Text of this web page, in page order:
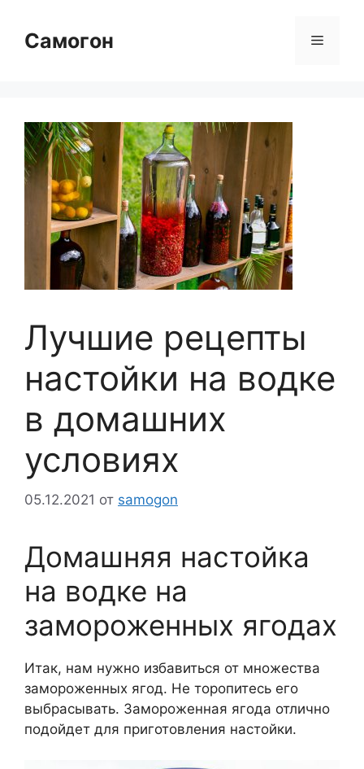
содержимому
Самогон Меню
Лучшие рецепты
настойки на водке
в домашних
условиях
05.12.2021 от samogon
Домашняя настойка
на водке на
замороженных ягодах
Итак, нам нужно избавиться от множества
замороженных ягод. Не торопитесь его
выбрасывать. Замороженная ягода отлично
подойдет для приготовления настойки.